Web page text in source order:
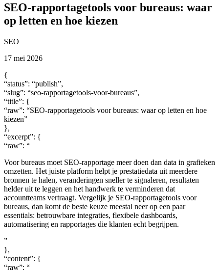
SEO-rapportagetools voor bureaus: waar
op letten en hoe kiezen
SEO
17 mei 2026
{
“status”: “publish”,
“slug”: “seo-rapportagetools-voor-bureaus”,
“title”: {
“raw”: “SEO-rapportagetools voor bureaus: waar op letten en hoe
kiezen”
},
“excerpt”: {
“raw”: “
Voor bureaus moet SEO-rapportage meer doen dan data in grafieken
omzetten. Het juiste platform helpt je prestatiedata uit meerdere
bronnen te halen, veranderingen sneller te signaleren, resultaten
helder uit te leggen en het handwerk te verminderen dat
accountteams vertraagt. Vergelijk je SEO-rapportagetools voor
bureaus, dan komt de beste keuze meestal neer op een paar
essentials: betrouwbare integraties, flexibele dashboards,
automatisering en rapportages die klanten echt begrijpen.
”
},
“content”: {
“raw”: “